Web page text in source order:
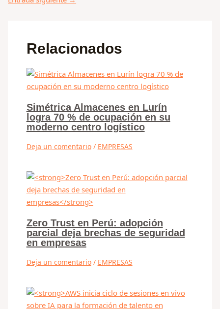
Relacionados
Simétrica Almacenes en Lurín
logra 70 % de ocupación en su
moderno centro logístico
Deja un comentario / EMPRESAS
Zero Trust en Perú: adopción
parcial deja brechas de seguridad
en empresas
Deja un comentario / EMPRESAS